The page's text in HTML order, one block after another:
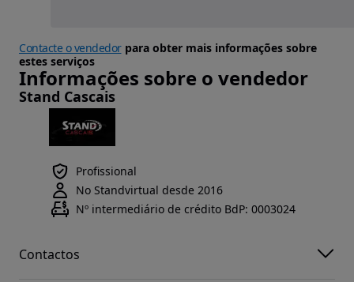
Contacte o vendedorpara obter mais informações sobre
estes serviços
Informações sobre o vendedor
Stand Cascais
Profissional
No Standvirtual desde 2016
Nº intermediário de crédito BdP: 0003024
Contactos